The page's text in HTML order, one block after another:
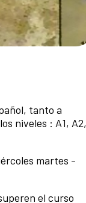
tanto a
niveles : A1, A2,
martes -
el curso